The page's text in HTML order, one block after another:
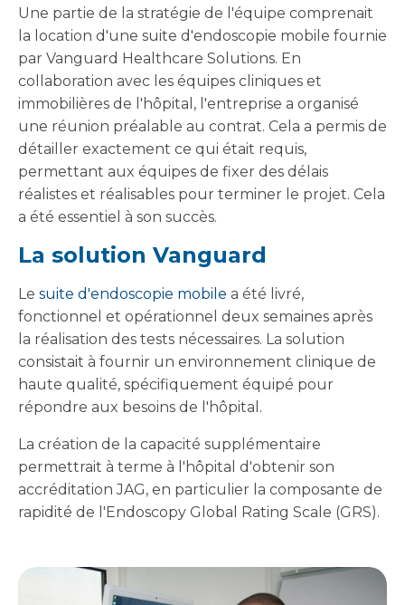
Une partie de la stratégie de l'équipe comprenait
la location d'une suite d'endoscopie mobile fournie
par Vanguard Healthcare Solutions. En
collaboration avec les équipes cliniques et
immobilières de l'hôpital, l'entreprise a organisé
une réunion préalable au contrat. Cela a permis de
détailler exactement ce qui était requis,
permettant aux équipes de fixer des délais
réalistes et réalisables pour terminer le projet. Cela
a été essentiel à son succès.
La solution Vanguard
Le suite d'endoscopie mobile a été livré,
fonctionnel et opérationnel deux semaines après
la réalisation des tests nécessaires. La solution
consistait à fournir un environnement clinique de
haute qualité, spécifiquement équipé pour
répondre aux besoins de l'hôpital.
La création de la capacité supplémentaire
permettrait à terme à l'hôpital d'obtenir son
accréditation JAG, en particulier la composante de
rapidité de l'Endoscopy Global Rating Scale (GRS).